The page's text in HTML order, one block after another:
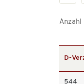
Anzahl
D-
544